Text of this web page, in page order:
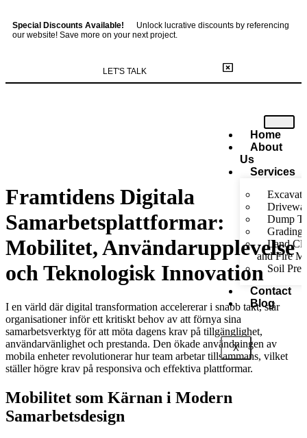
Special Discounts Available! Unlock lucrative discounts by referencing
our website! Save more on your next project.
LET'S TALK
Home
About
Us
Services
Dump
Grading
Land
and Fire
Soil
Contact
Blog
X
Framtidens Digitala
Samarbetsplattformar:
Mobilitet, Användarupplevelse
och Teknologisk Innovation
I en värld där digital transformation accelererar i snabb takt, står
organisationer inför ett kritiskt behov av att förnya sina
samarbetsverktyg för att möta dagens krav på tillgänglighet,
användarvänlighet och prestanda. Den ökade användningen av
mobila enheter revolutionerar hur team arbetar tillsammans, vilket
ställer högre krav på responsiva och effektiva plattformar.
Mobilitet som Kärnan i Modern
Samarbetsdesign